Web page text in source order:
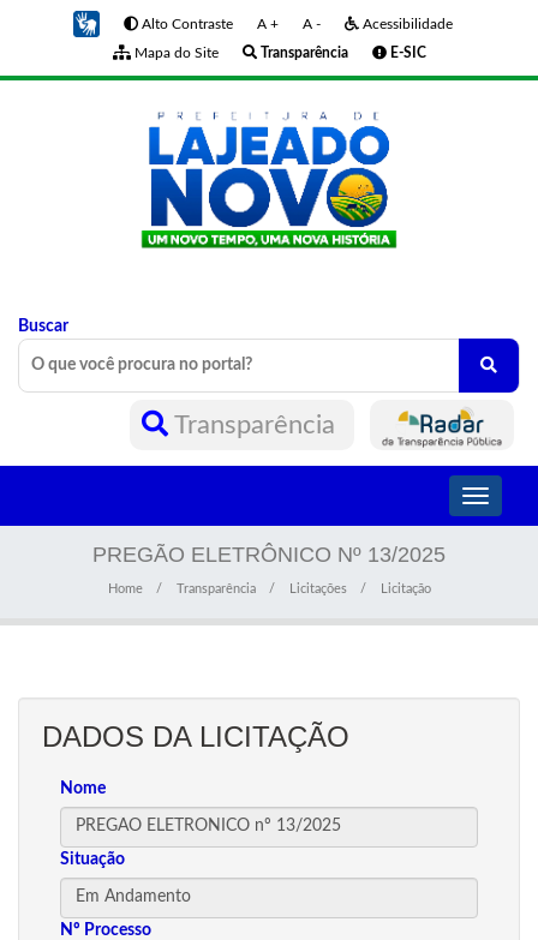
Alto Contraste A + A -
Acessibilidade
Mapa do Site
Transparência E-SIC
Buscar
Transparência
Toggle
PREGÃO ELETRÔNICO Nº 13/2025
Home Transparência Licitações Licitação
DADOS DA LICITAÇÃO
Nome
Situação
Nº Processo